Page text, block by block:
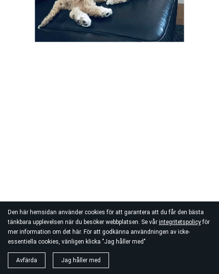
Den här hemsidan använder cookies för att garantera att du får den bästa
tänkbara upplevelsen när du besöker webbplatsen. Se vår integritetspolicyför
mer information om det här. För att godkänna användningen av icke-
essentiella cookies, vänligen klicka "Jag håller med"
Avfärda Jag håller med